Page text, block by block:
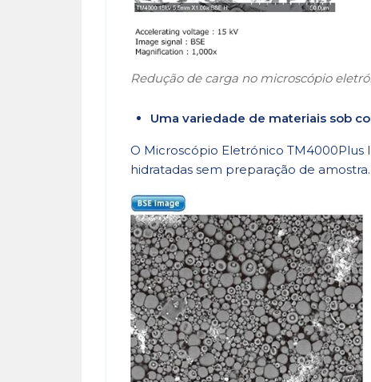
Redução de carga no microscópio
Uma variedade de materiais sob
O Microscópio Eletrónico
hidratadas sem preparação de